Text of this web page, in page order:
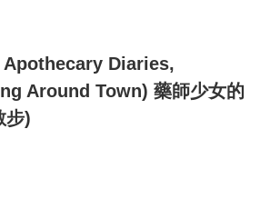
Diaries,
Around Town) 藥師少女的
步)